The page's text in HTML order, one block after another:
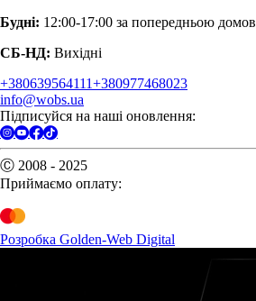
Будні: 12:00-17:00 за попередньою
СБ-НД: Вихідні
+380639564111+380977468023
info@wobs.ua
Підписуйся на наші оновлення:
Ⓒ 2008 - 2025
Приймаємо оплату:
Розробка Golden-Web Digital